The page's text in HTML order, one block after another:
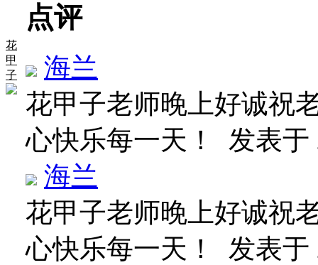
花
甲
子
点评
海兰
花甲子老师晚上好诚祝
心快乐每一天！ 发表于
海兰
花甲子老师晚上好诚祝
心快乐每一天！ 发表于